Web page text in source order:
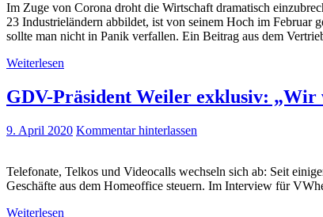
Im Zuge von Corona droht die Wirtschaft drama­tisch
23 Industrieländern abbildet, ist von sei­nem Hoch im Februar
sollte man nicht in Panik verfallen. Ein Beitrag aus dem
Weiterlesen
GDV-Präsident Weiler exklusiv: „Wir
9. April 2020 Kommentar hinterlassen
Telefonate, Telkos und Videocalls wechseln sich ab: Seit
Geschäfte aus dem Homeoffice steuern. Im Interview für
Weiterlesen